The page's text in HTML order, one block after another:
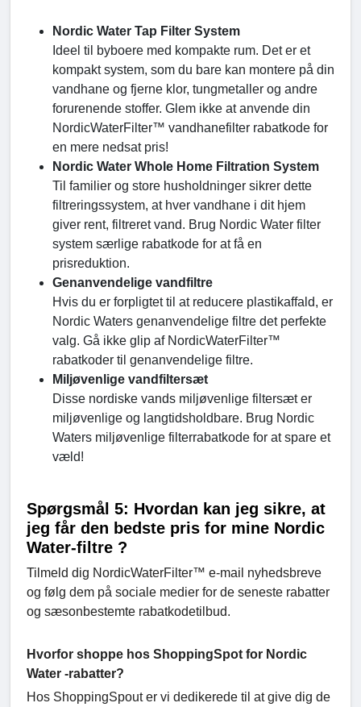
Nordic Water Tap Filter System
Ideel til byboere med kompakte rum. Det er et
kompakt system, som du bare kan montere på din
vandhane og fjerne klor, tungmetaller og andre
forurenende stoffer. Glem ikke at anvende din
NordicWaterFilter™ vandhanefilter rabatkode for
en mere nedsat pris!
Nordic Water Whole Home Filtration System
Til familier og store husholdninger sikrer dette
filtreringssystem, at hver vandhane i dit hjem
giver rent, filtreret vand. Brug Nordic Water filter
system særlige rabatkode for at få en
prisreduktion.
Genanvendelige vandfiltre
Hvis du er forpligtet til at reducere plastikaffald, er
Nordic Waters genanvendelige filtre det perfekte
valg. Gå ikke glip af NordicWaterFilter™
rabatkoder til genanvendelige filtre.
Miljøvenlige vandfiltersæt
Disse nordiske vands miljøvenlige filtersæt er
miljøvenlige og langtidsholdbare. Brug Nordic
Waters miljøvenlige filterrabatkode for at spare et
væld!
Spørgsmål 5: Hvordan kan jeg sikre, at
jeg får den bedste pris for mine Nordic
Water-filtre ?
Tilmeld dig NordicWaterFilter™ e-mail nyhedsbreve
og følg dem på sociale medier for de seneste rabatter
og sæsonbestemte rabatkodetilbud.
Hvorfor shoppe hos ShoppingSpot for Nordic
Water -rabatter?
Hos ShoppingSpout er vi dedikerede til at give dig de